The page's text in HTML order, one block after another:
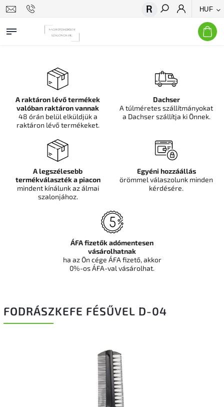
HUF
Keresés
FODRÁSZKEFE FÉSŰVEL D-04
A raktáron lévő termékek
valóban raktáron vannak
48 órán belül elküldjük a
raktáron lévő termékeket.
Dachser
A túlméretes szállítmányokat
a Dachser szállítja ki Önnek.
A legszélesebb
termékválaszték a piacon
mindent kínálunk az álmai
szalonjához.
Egyéni hozzáállás
örömmel válaszolunk minden
kérdésére.
ÁFA fizetők adómentesen
vásárolhatnak
ha az Ön cége ÁFA fizető, akkor
0%-os ÁFA-val vásárolhat.